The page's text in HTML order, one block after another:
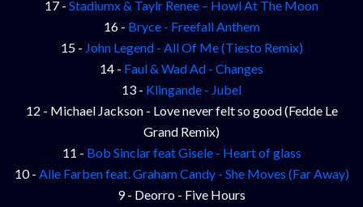
17 - Stadiumx & Taylr Renee – Howl At The Moon
16 - Bryce - Freefall Anthem
15 - John Legend - All Of Me (Tiesto Remix)
14 - Faul & Wad Ad - Changes
13 - Klingande - Jubel
12 - Michael Jackson - Love never felt so good (Fedde Le
Grand Remix)
11 - Bob Sinclar feat Gisele - Heart of glass
10 - Alle Farben feat. Graham Candy - She Moves (Far Away)
9 - Deorro - Five Hours